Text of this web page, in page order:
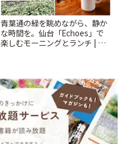
青葉通の緑を眺めながら、静か
な時間を。仙台「Echoes」で
楽しむモーニングとランチ | こ